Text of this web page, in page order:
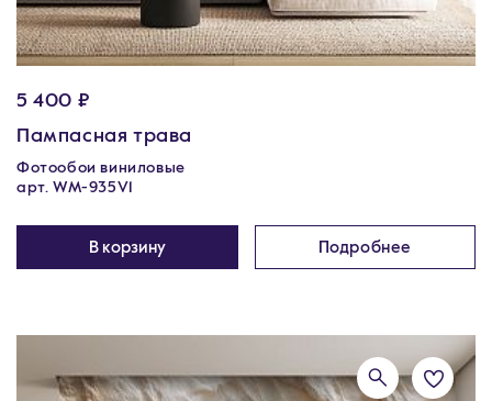
5 400 ₽
Пампасная трава
Фотообои виниловые
арт. WM-935V1
В корзину Подробнее